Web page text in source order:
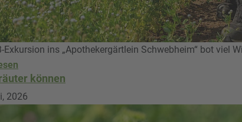
Exkursion ins „Apothekergärtlein Schwebheim“ bot viel
können
2026